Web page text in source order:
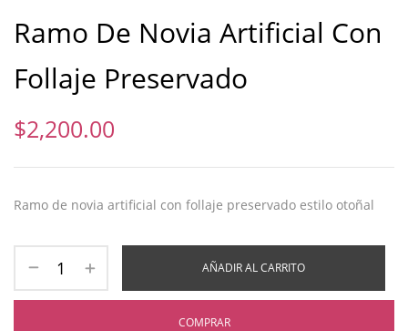
Ramo De Novia Artificial Con
Follaje Preservado
$2,200.00
Ramo de novia artificial con follaje preservado estilo otoñal
AÑADIR AL CARRITO
COMPRAR